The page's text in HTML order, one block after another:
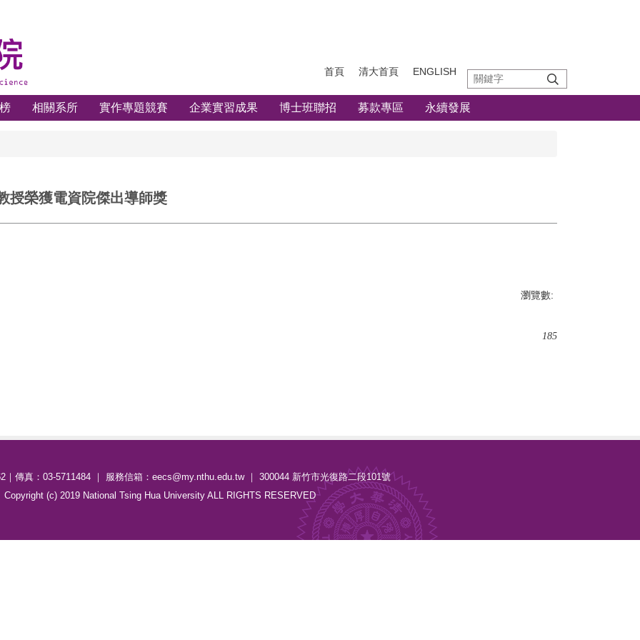
首頁 清大首頁 ENGLISH
相關系所 實作專題競賽 企業實習成果 博士班聯招 募款專區 永續發展
授榮獲電資院傑出導師獎
瀏覽數:
185
｜傳真：03-5711484 ｜ 服務信箱：eecs@my.nthu.edu.tw ｜ 300044 新竹市光復路二段101號
Copyright (c) 2019 National Tsing Hua University ALL RIGHTS RESERVED